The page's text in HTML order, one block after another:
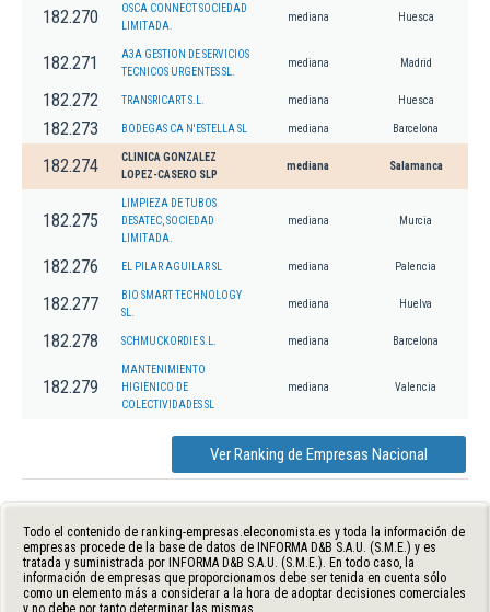
182.270
OSCA CONNECT SOCIEDAD
LIMITADA.
mediana Huesca
182.271
A3A GESTION DE SERVICIOS
TECNICOS URGENTES SL.
mediana Madrid
182.272 TRANSRICART S.L. mediana Huesca
182.273 BODEGAS CA N'ESTELLA SL mediana Barcelona
182.274
CLINICA GONZALEZ
LOPEZ-CASERO SLP
mediana Salamanca
182.275
LIMPIEZA DE TUBOS
DESATEC, SOCIEDAD
LIMITADA.
mediana Murcia
182.276 EL PILAR AGUILAR SL mediana Palencia
182.277
BIO SMART TECHNOLOGY
SL.
mediana Huelva
182.278 SCHMUCKORDIE S.L. mediana Barcelona
182.279
MANTENIMIENTO
HIGIENICO DE
COLECTIVIDADES SL
mediana Valencia
Ver Ranking de Empresas Nacional
Todo el contenido de ranking-empresas.eleconomista.es y toda la información de
empresas procede de la base de datos de INFORMA D&B S.A.U. (S.M.E.) y es
tratada y suministrada por INFORMA D&B S.A.U. (S.M.E.). En todo caso, la
información de empresas que proporcionamos debe ser tenida en cuenta sólo
como un elemento más a considerar a la hora de adoptar decisiones comerciales
y no debe por tanto determinar las mismas.